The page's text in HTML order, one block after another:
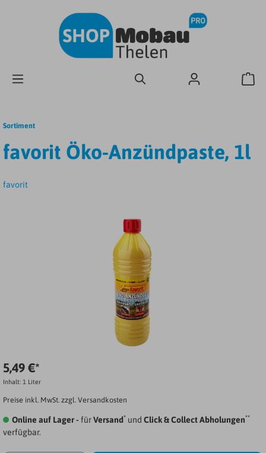
Sortiment
favorit Öko-Anzündpaste, 1l
favorit
5,49 €*
Inhalt: 1 Liter
Preise inkl. MwSt. zzgl. Versandkosten
Online auf Lager - fürVersand* und Click & Collect Abholungen**
verfügbar.